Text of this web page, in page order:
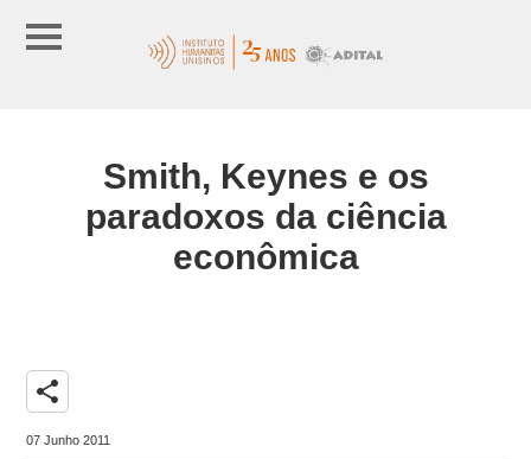
Smith, Keynes e os
paradoxos da ciência
econômica
share
07 Junho 2011